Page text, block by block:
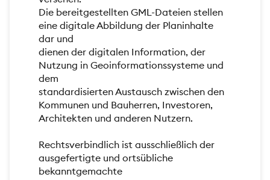
Die bereitgestellten GML-Dateien stellen
eine digitale Abbildung der Planinhalte
dar und
dienen der digitalen Information, der
Nutzung in Geoinformationssysteme und
dem
standardisierten Austausch zwischen den
Kommunen und Bauherren, Investoren,
Architekten und anderen Nutzern.
Rechtsverbindlich ist ausschließlich der
ausgefertigte und ortsübliche
bekanntgemachte